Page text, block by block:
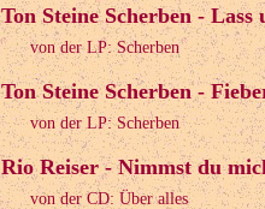
Ton Steine Scherben -
von der LP: Scherben
Ton Steine Scherben -
von der LP: Scherben
Rio Reiser - Nimmst du
von der CD: Über alles